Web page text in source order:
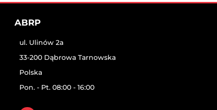
ABRP
ul. Ulinów 2a
33-200 Dąbrowa Tarnowska
Polska
Pon. - Pt. 08:00 - 16:00